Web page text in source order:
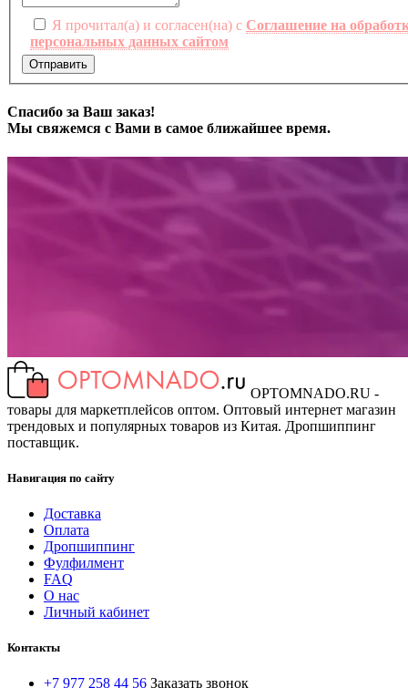
Я прочитал(а) и согласен(на) с Соглашение на
персональных данных сайтом
Отправить
Спасибо за Ваш заказ!
Мы свяжемся с Вами в самое ближайшее время.
OPTOMNADO.RU -
товары для маркетплейсов оптом. Оптовый интернет магазин
трендовых и популярных товаров из Китая. Дропшиппинг
поставщик.
Навигация по сайту
Доставка
Оплата
Дропшиппинг
Фулфилмент
FAQ
О нас
Личный кабинет
Контакты
+7 977 258 44 56 Заказать звонок